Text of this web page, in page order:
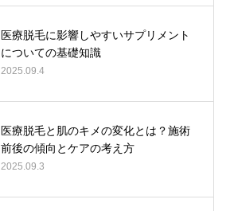
医療脱毛に影響しやすいサプリメント
についての基礎知識
2025.09.4
医療脱毛と肌のキメの変化とは？施術
前後の傾向とケアの考え方
2025.09.3